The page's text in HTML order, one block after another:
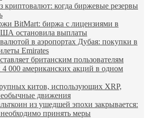
криптовалют: когда биржевые резервы
BitMart: биржа с лицензиями в
остановила выплаты
в аэропортах Дубая: покупки в
Emirates
британским пользователям
4 000 американских акций в одном
китов, использующих XRP,
движения
из ушедшей эпохи закрывается:
необходимо принять меры